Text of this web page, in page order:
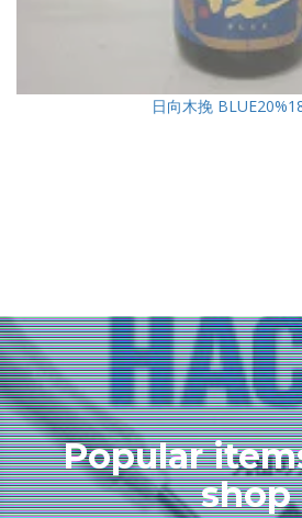
日向木挽
Popular
shop